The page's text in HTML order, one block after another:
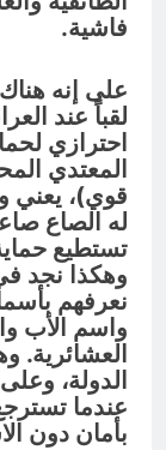
فاشية.
على إنه
احترازي
المعتدي
قوي)، يعني
له الصاع
تستطيع
وهكذا نجد
نعرفهم
واسم الأب
الدولة،
عندما
بأمان دون